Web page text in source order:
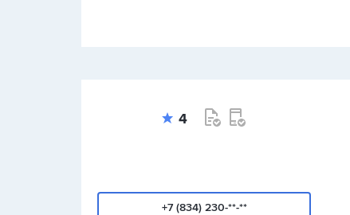
4
+7 (834) 230-**-**